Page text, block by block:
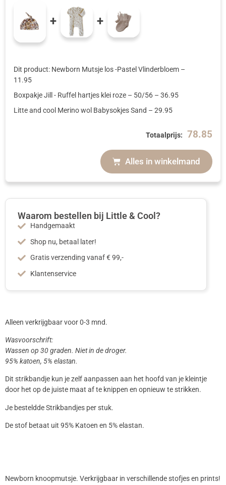
+ +
Totaalprijs: 78.85
Alles in winkelmand
Dit product: Newborn Mutsje los -Pastel Vlinderbloem –
11.95
Boxpakje Jill - Ruffel hartjes klei roze – 50/56 – 36.95
Litte and cool Merino wol Babysokjes Sand – 29.95
Waarom bestellen bij Little & Cool?
Handgemaakt
Shop nu, betaal later!
Gratis verzending vanaf € 99,-
Klantenservice
Alleen verkrijgbaar voor 0-3 mnd.
Wasvoorschrift:
Wassen op 30 graden. Niet in de droger.
95% katoen, 5% elastan.
Dit strikbandje kun je zelf aanpassen aan het hoofd van je kleintje
door het op de juiste maat af te knippen en opnieuw te strikken.
Je besteldde Strikbandjes per stuk.
De stof betaat uit 95% Katoen en 5% elastan.
Newborn knoopmutsje. Verkrijgbaar in verschillende stofjes en prints!